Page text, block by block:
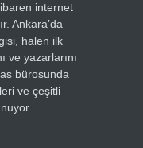
internet
Ankara’da
halen ilk
ve yazarlarını
bürosunda
ve çeşitli